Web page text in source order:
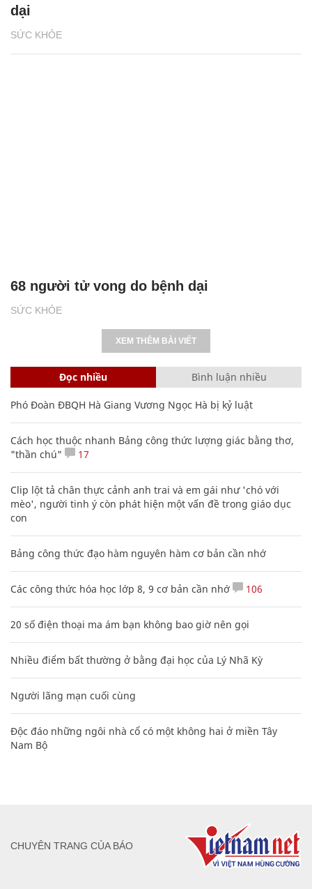
SỨC KHỎE
dại
SỨC KHỎE
68 người tử vong do bệnh dại
XEM THÊM BÀI VIẾT
Đọc nhiều Bình luận nhiều
Phó Đoàn ĐBQH Hà Giang Vương Ngọc Hà bị kỷ luật
Cách học thuộc nhanh Bảng công thức lượng giác bằng thơ,
"thần chú"
17
Clip lột tả chân thực cảnh anh trai và em gái như 'chó với
mèo', người tinh ý còn phát hiện một vấn đề trong giáo dục
con
Bảng công thức đạo hàm nguyên hàm cơ bản cần nhớ
Các công thức hóa học lớp 8, 9 cơ bản cần nhớ 106
20 số điện thoại ma ám bạn không bao giờ nên gọi
Nhiều điểm bất thường ở bằng đại học của Lý Nhã Kỳ
Người lãng mạn cuối cùng
Độc đáo những ngôi nhà cổ có một không hai ở miền Tây
Nam Bộ
CHUYÊN TRANG CỦA BÁO